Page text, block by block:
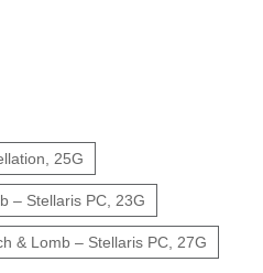
25G
– Stellaris PC, 23G
& Lomb – Stellaris PC, 27G